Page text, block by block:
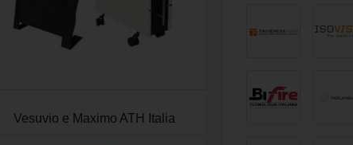
Vesuvio e Maximo ATH Italia